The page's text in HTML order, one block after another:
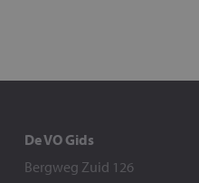
De VO Gids
Bergweg Zuid 126